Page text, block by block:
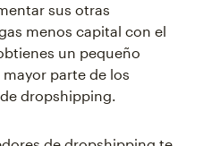
sus otras
menos capital con el
un pequeño
parte de los
dropshipping.